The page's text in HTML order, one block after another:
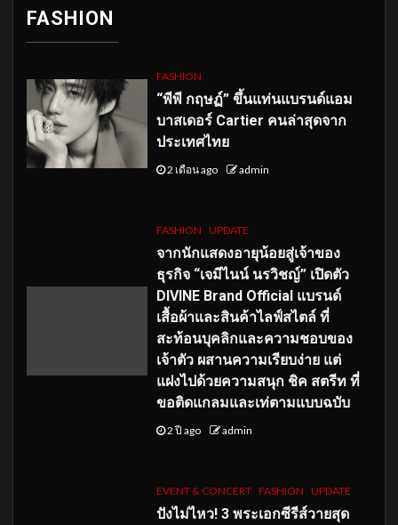
FASHION
FASHION
“พีพี กฤษฏ์” ขึ้นแท่นแบรนด์แอม
บาสเดอร์ Cartier คนล่าสุดจาก
ประเทศไทย
2 เดือน ago admin
FASHION UPDATE
จากนักแสดงอายุน้อยสู่เจ้าของ
ธุรกิจ “เจมีไนน์ นรวิชญ์” เปิดตัว
DIVINE Brand Official แบรนด์
เสื้อผ้าและสินค้าไลฟ์สไตล์ ที่
สะท้อนบุคลิกและความชอบของ
เจ้าตัว ผสานความเรียบง่าย แต่
แฝงไปด้วยความสนุก ชิค สตรีท ที่
ขอติดแกลมและเท่ตามแบบฉบับ
2 ปี ago admin
EVENT & CONCERT FASHION UPDATE
ปังไม่ไหว! 3 พระเอกซีรีส์วายสุด